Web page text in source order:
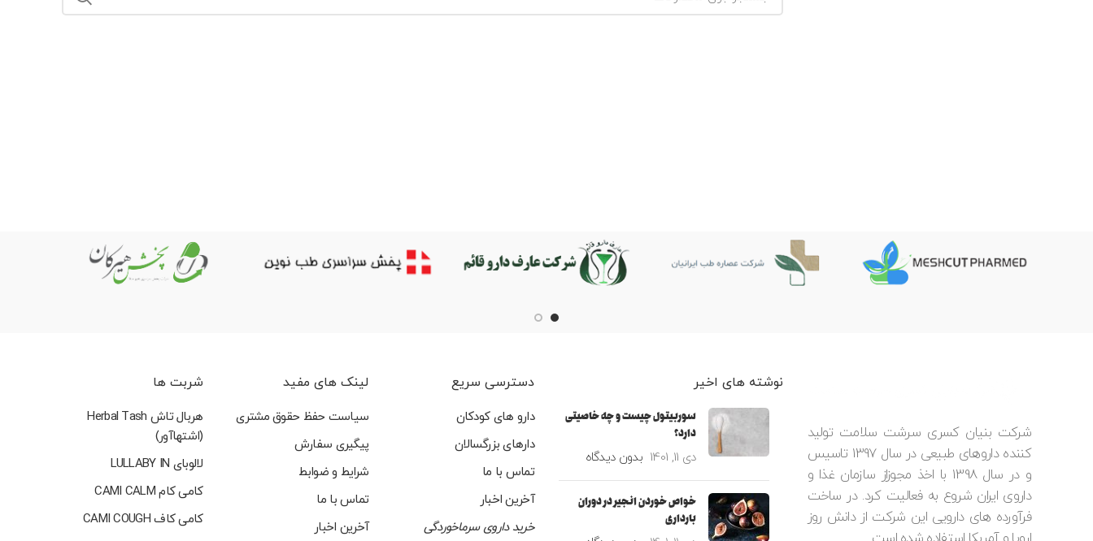
شرکت بنیان کسری سرشت سلامت تولید
کننده داروهای طبیعی در سال 1397 تاسیس
و در سال 1398 با اخذ مجوزاز سازمان غذا و
داروی ایران شروع به فعالیت کرد. در ساخت
فرآورده های دارویی این شرکت از دانش روز
نوشته های اخیر
سوربیتول چیست و چه خاصیتی
دارد؟
دی 11, 1401 بدون دیدگاه
خواص خوردن انجیر در دوران
بارداری
دسترسی سریع
دارو های کودکان
دارهای بزرگسالان
تماس با ما
آخرین اخبار
خرید داروی سرماخوردگی
لینک های مفید
سیاست حفظ حقوق مشتری
پیگیری سفارش
شرایط و ضوابط
تماس با ما
آخرین اخبار
شربت ها
هربال تاش Herbal Tash
(اشتهاآور)
لالوبای LULLABY IN
کامی کام CAMI CALM
کامی کاف CAMI COUGH